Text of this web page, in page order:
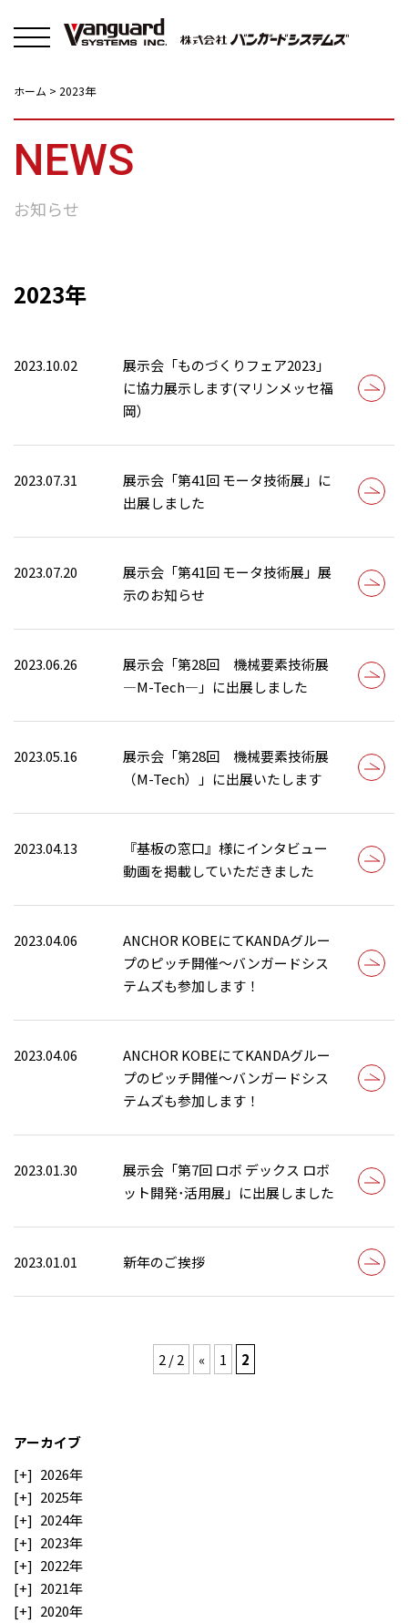
Solutions About
ホーム > 2023年
NEWS
お知らせ
2023年
2023.10.02
展示会「ものづくりフェア2023」
に協力展示します(マリンメッセ福
岡）
2023.07.31
展示会「第41回 モータ技術展」に
出展しました
2023.07.20
展示会「第41回 モータ技術展」展
示のお知らせ
2023.06.26
展示会「第28回 機械要素技術展
―M-Tech―」に出展しました
2023.05.16
展示会「第28回 機械要素技術展
（M-Tech）」に出展いたします
2023.04.13
『基板の窓口』様にインタビュー
動画を掲載していただきました
2023.04.06
ANCHOR KOBEにてKANDAグルー
プのピッチ開催〜バンガードシス
テムズも参加します！
2023.04.06
ANCHOR KOBEにてKANDAグルー
プのピッチ開催〜バンガードシス
テムズも参加します！
2023.01.30
展示会「第7回 ロボ デックス ロボ
ット開発･活用展」に出展しました
2023.01.01 新年のご挨拶
2 / 2 « 1 2
アーカイブ
2026年
2025年
2024年
2023年
2022年
2021年
2020年